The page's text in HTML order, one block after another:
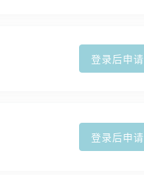
登录后申请
登录后申请